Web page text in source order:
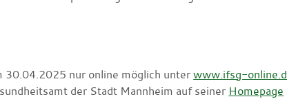
30.04.2025 nur online möglich unterwww.ifsg-
der Stadt Mannheim auf seiner Homepage